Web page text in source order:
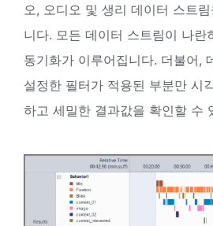
오, 오디오 및 생리 데이터 스트
니다. 모든 데이터 스트림이 나란
동기화가 이루어집니다. 더불어,
설정한 필터가 적용된 부분만 시
하고 세밀한 결과값을 확인할 수